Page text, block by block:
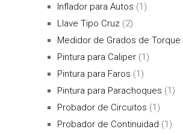
Inflador para Autos (1)
Llave Tipo Cruz (2)
Medidor de Grados de Torque
Pintura para Caliper (1)
Pintura para Faros (1)
Pintura para Parachoques (1)
Probador de Circuitos (1)
Probador de Continuidad (1)